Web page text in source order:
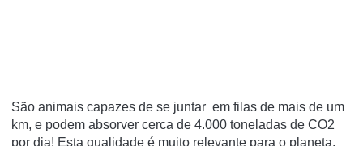
São animais capazes de se juntar em filas de mais de um
km, e podem absorver cerca de 4.000 toneladas de CO2
por dia! Esta qualidade é muito relevante para o planeta.